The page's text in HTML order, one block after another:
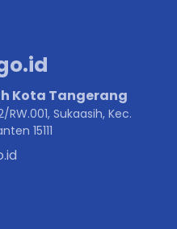
Kota Tangerang
Sukaasih, Kec.
15111